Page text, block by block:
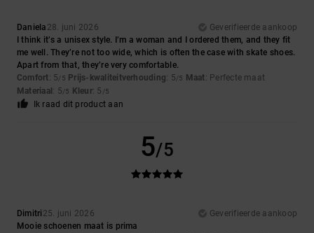
Daniela 28. juni 2026
Geverifieerde aankoop
I think it’s a unisex style. I’m a woman and I ordered them, and they fit
me well. They’re not too wide, which is often the case with skate shoes.
Apart from that, they’re very comfortable.
Comfort: 5/5 Prijs-kwaliteitverhouding: 5/5 Maat: Perfecte maat
Materiaal : 5/5 Kleur: 5 /5
Ik raad dit product aan
5/5
Dimitri 25. juni 2026
Geverifieerde aankoop
Mooie schoenen maat is prima